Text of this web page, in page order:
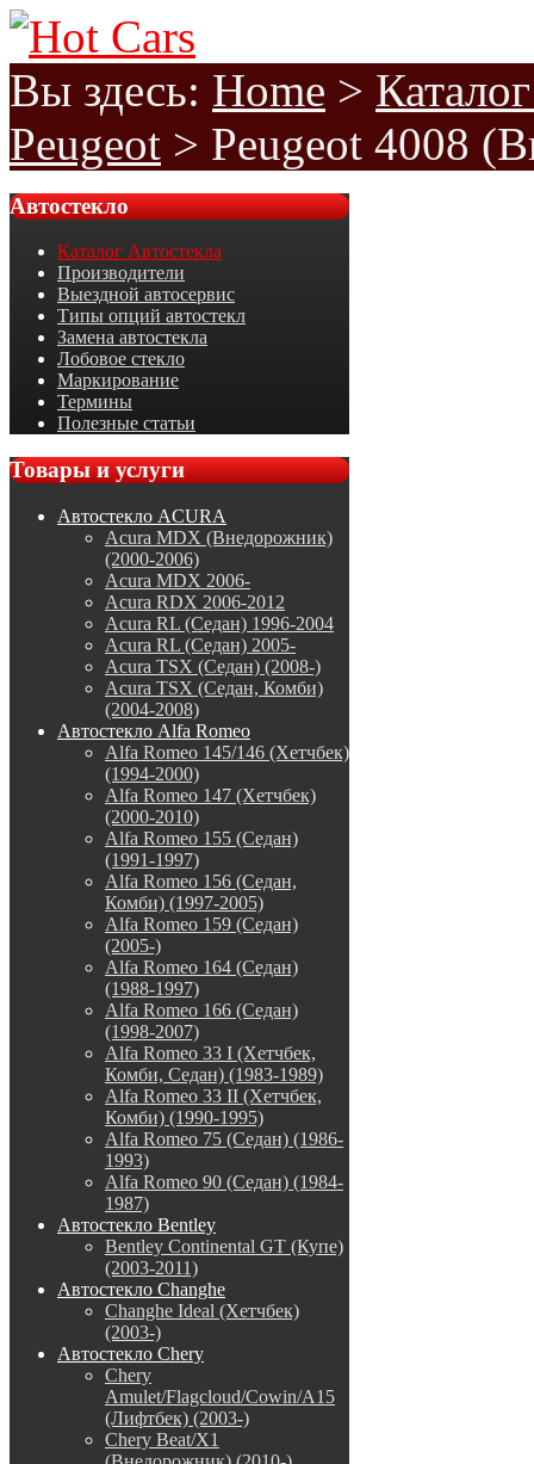
Вы здесь: Home >
Peugeot > Peugeot 4008
Автостекло
Каталог Автостекла
Производители
Выездной автосервис
Типы опций автостекл
Замена автостекла
Лобовое стекло
Маркирование
Термины
Полезные статьи
Товарыи услуги
Автостекло ACURA
Acura MDX (Внедорожник)
(2000-2006)
Acura MDX 2006-
Acura RDX 2006-2012
Acura RL (Седан) 1996-2004
Acura RL (Седан) 2005-
Acura TSX (Седан) (2008-)
Acura TSX (Седан, Комби)
(2004-2008)
Автостекло Alfa Romeo
Alfa Romeo 145/146 (Хетчбек)
(1994-2000)
Alfa Romeo 147 (Хетчбек)
(2000-2010)
Alfa Romeo 155 (Седан)
(1991-1997)
Alfa Romeo 156 (Седан,
Комби) (1997-2005)
Alfa Romeo 159 (Седан)
(2005-)
Alfa Romeo 164 (Седан)
(1988-1997)
Alfa Romeo 166 (Седан)
(1998-2007)
Alfa Romeo 33 I (Хетчбек,
Комби, Седан) (1983-1989)
Alfa Romeo 33 II (Хетчбек,
Комби) (1990-1995)
Alfa Romeo 75 (Седан) (1986-
1993)
Alfa Romeo 90 (Седан) (1984-
1987)
Автостекло Bentley
Bentley Continental GT (Купе)
(2003-2011)
Автостекло Changhe
Changhe Ideal (Хетчбек)
(2003-)
Автостекло Chery
Chery
Amulet/Flagcloud/Cowin/A15
(Лифтбек) (2003-)
Chery Beat/X1